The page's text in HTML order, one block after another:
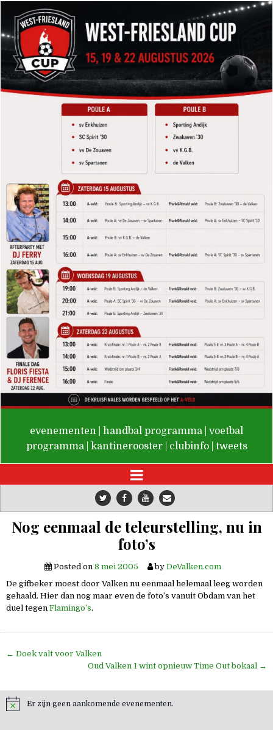
De Valken
evenementen handbal programma
voetbal
programma
kantinerooster clubinfo tweets
Nog eenmaal de teleurstelling, nu in
foto’s
Posted on 8 mei 2005 by DeValken.com
De gifbeker moest door Valken nu eenmaal helemaal leeg worden
gehaald. Hier dan nog maar even de foto’s vanuit Obdam van het
duel tegen Flamingo’s.
Bericht
← Doek valt voor Valken
Oud Valken 1 wint opnieuw Time Out bokaal →
Er zijn geen aankomende evenementen.